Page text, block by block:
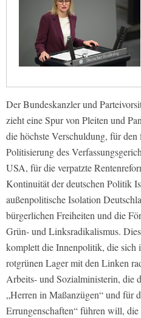
Der Bundeskanzler und
zieht eine Spur von Pleiten und
die höchste Verschuldung, für
Politisierung des
USA, für die verpatzte
Kontinuität der deutschen Politik
außenpolitische Isolation
bürgerlichen Freiheiten und die
Grün- und Linksradikalismus.
komplett die Innenpolitik, die
rotgrünen Lager mit den Linken
Arbeits- und Sozialministerin, die
„Herren in Maßanzügen“ und für
Errungenschaften“ führen will,